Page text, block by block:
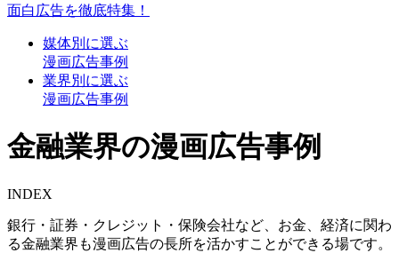
面白広告を徹底特集！
媒体別 に選ぶ
漫画広告事例
業界別 に選ぶ
漫画広告事例
金融業界の漫画広告事例
INDEX
銀行・証券・クレジット・保険会社など、お金、経済に関わ
る金融業界も漫画広告の長所を活かすことができる場です。